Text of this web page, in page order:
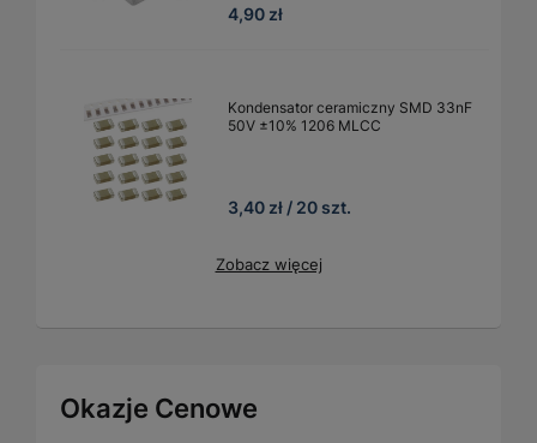
4,90 zł
Kondensator ceramiczny SMD 33nF
50V ±10% 1206 MLCC
3,40 zł / 20 szt.
Zobacz więcej
Okazje Cenowe